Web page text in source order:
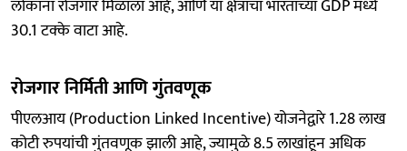
लोकांना रोजगार मिळाला आहे, आणि या क्षेत्राचा भारताच्या GDP मध्ये
30.1 टक्के वाटा आहे.
रोजगार निर्मिती आणि गुंतवणूक
पीएलआय (Production Linked Incentive) योजनेद्वारे 1.28 लाख
कोटी रुपयांची गुंतवणूक झाली आहे, ज्यामुळे 8.5 लाखांहून अधिक